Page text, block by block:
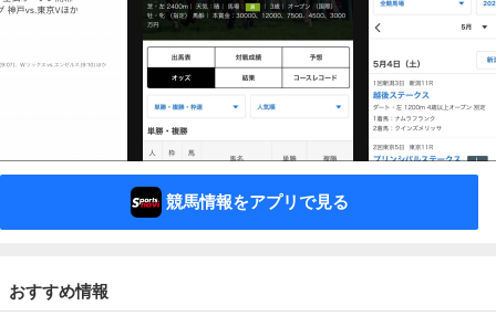
競馬情報をアプリで見る
おすすめ情報